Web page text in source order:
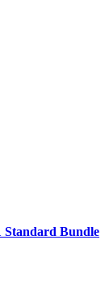
Standard Bundle